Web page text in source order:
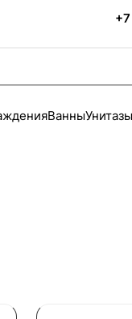
Ванны